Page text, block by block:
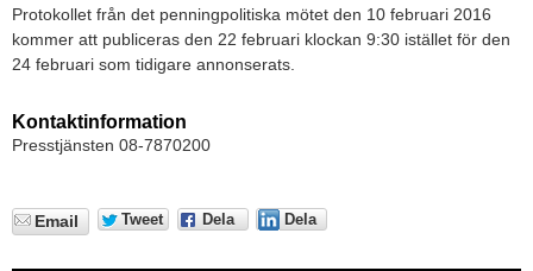
Protokollet från det penningpolitiska mötet den 10 februari 2016
kommer att publiceras den 22 februari klockan 9:30 istället för den
24 februari som tidigare annonserats.
Kontaktinformation
Presstjänsten 08-7870200
Email Tweet Dela Dela